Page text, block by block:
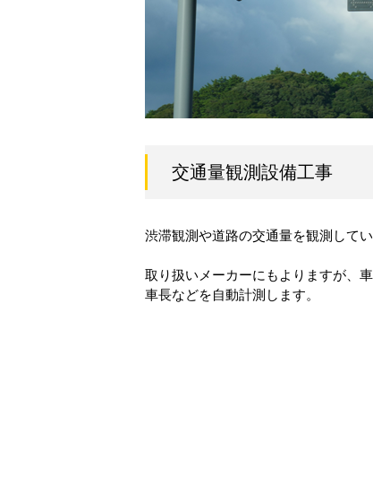
交通量観測設備工事
渋滞観測や道路の交通量を観測して
取り扱いメーカーにもよりますが、
車長などを自動計測します。